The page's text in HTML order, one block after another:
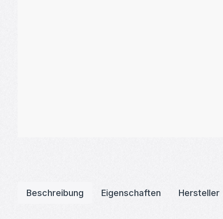
Beschreibung Eigenschaften Hersteller